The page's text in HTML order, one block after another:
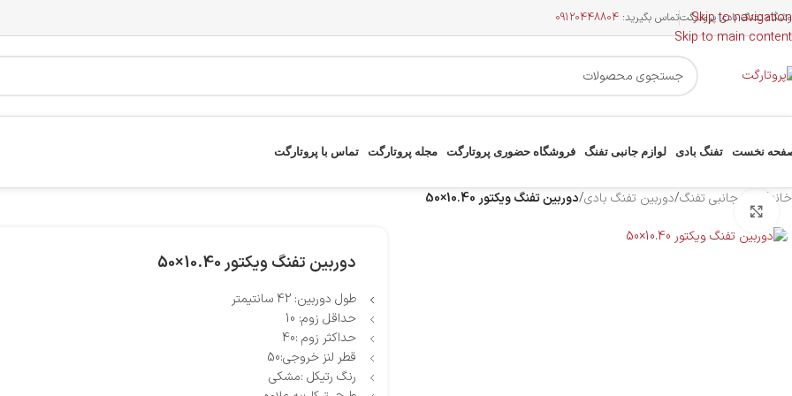
Skip to navigation
Skip to main content
تفنگ بادی پروتارگتتماس بگیرید: 09120448804
نخست تفنگ بادی لوازم جانبی تفنگ فروشگاه حضوری پروتارگت مجله پروتارگت تماس با پروتارگت
خانه / لوازم جانبی تفنگ/دوربین تفنگ بادی/دوربین تفنگ ویکتور 10.40×50
بزرگنمایی تصویر
دوربین تفنگ ویکتور 10.40×50
طول دوربین: 42 سانتیمتر
حداقل زوم: 10
حداکثر زوم :40
قطر لنز خروجی:50
رنگ رتیکل :مشکی